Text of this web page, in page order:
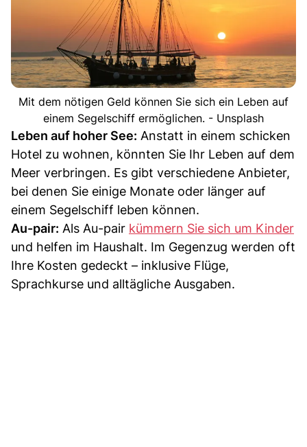
Mit dem nötigen Geld können Sie sich ein Leben auf
einem Segelschiff ermöglichen. - Unsplash
Leben auf hoher See: Anstatt in einem schicken
Hotel zu wohnen, könnten Sie Ihr Leben auf dem
Meer verbringen. Es gibt verschiedene Anbieter,
bei denen Sie einige Monate oder länger auf
einem Segelschiff leben können.
Au-pair: Als Au-pair kümmern Sie sich um Kinder
und helfen im Haushalt. Im Gegenzug werden oft
Ihre Kosten gedeckt – inklusive Flüge,
Sprachkurse und alltägliche Ausgaben.